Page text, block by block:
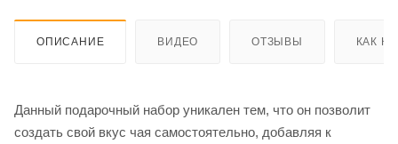
ОПИСАНИЕ ВИДЕО ОТЗЫВЫ КАК
Данный подарочный набор уникален тем, что он позволит
создать свой вкус чая самостоятельно, добавляя к